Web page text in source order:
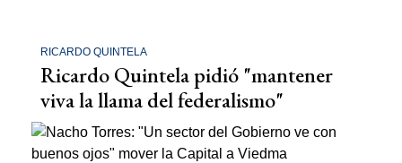
RICARDO QUINTELA
Ricardo Quintela pidió "mantener
viva la llama del federalismo"